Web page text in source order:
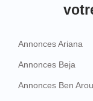
Annonces Ariana
Annonces Beja
Annonces Ben